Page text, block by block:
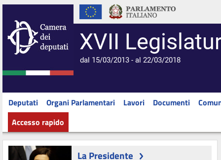
XVII
dal 15/03/2013 - al 22/03/2018
Deputati Organi Parlamentari Lavori Documenti
Accesso rapido
La Presidente